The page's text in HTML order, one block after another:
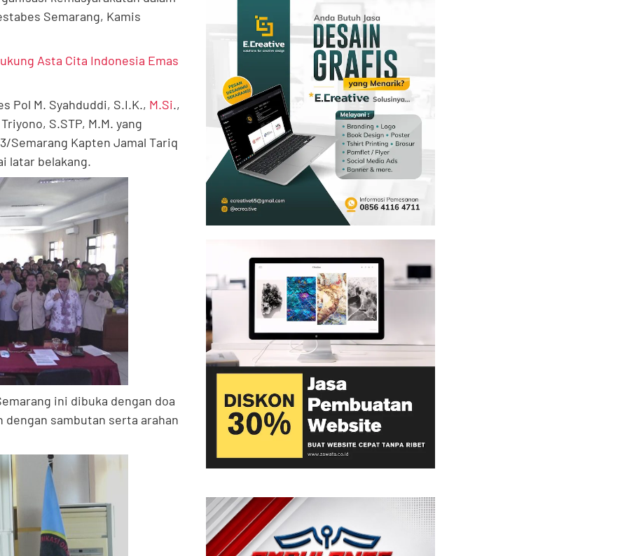
Semarang, Kamis
Asta Cita Indonesia Emas
Pol M. Syahduddi, S.I.K., M.Si.,
S.STP, M.M. yang
Semarang Kapten Jamal Tariq
latar belakang.
ini dibuka dengan doa
dengan sambutan serta arahan